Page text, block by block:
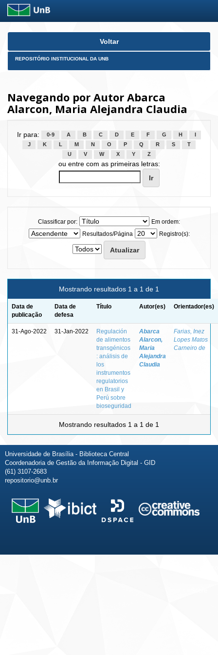
Skip
Voltar
REPOSITÓRIO INSTITUCIONAL DA UNB
Navegando por Autor Abarca
Alarcon, Maria Alejandra Claudia
Ir para: 0-9 A B C D E F G H
J
K L M N O P Q R S
T
U
V W X Y Z
ou entre com as primeiras letras:
Classificar por:
Em ordem:
Resultados/Página
Registro(s):
Mostrando resultados 1 a 1 de 1
Data de
publicação
Data de
defesa
Título Autor(es) Orientador(es)
31-Ago-2022 31-Jan-2022
Regulación
de alimentos
transgénicos
: análisis de
los
instrumentos
regulatorios
en Brasil y
Perú sobre
bioseguridad
Abarca
Alarcon,
Maria
Alejandra
Claudia
Farias, Inez
Lopes Matos
Carneiro de
Mostrando resultados 1 a 1 de 1
Universidade de Brasília - Biblioteca Central
Coordenadoria de Gestão da Informação Digital - GID
(61) 3107-2683
repositorio@unb.br